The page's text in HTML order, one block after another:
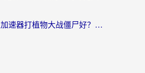
国外用什么加速器打植物大战僵尸好？海外党国服游戏加速终极指南